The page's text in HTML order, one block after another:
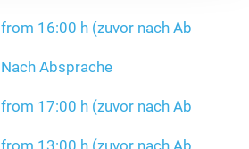
from 16:00 h (zuvor nach Ab
Nach Absprache
from 17:00 h (zuvor nach Ab
from 13:00 h (zuvor nach Ab